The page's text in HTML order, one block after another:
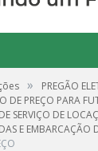
»
PREGÃO
DE PREÇO PARA
SERVIÇO DE
E EMBARCAÇÃO